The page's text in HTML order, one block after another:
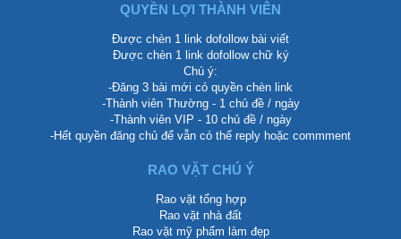
QUYỀN LỢI THÀNH VIÊN
Được chèn 1 link dofollow bài viết
Được chèn 1 link dofollow chữ ký
Chú ý:
-Đăng 3 bài mới có quyền chèn link
-Thành viên Thường - 1 chủ đề / ngày
-Thành viên VIP - 10 chủ đề / ngày
-Hết quyền đăng chủ để vẫn có thể reply hoặc commment
RAO VẶT CHÚ Ý
Rao vặt tổng hợp
Rao vặt nhà đất
Rao vặt mỹ phẩm làm đẹp